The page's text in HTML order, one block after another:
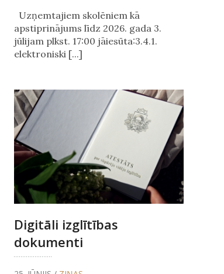
Uzņemtajiem skolēniem kā
apstiprinājums līdz 2026. gada 3.
jūlijam plkst. 17:00 jāiesūta:3.4.1.
elektroniski [...]
Digitāli izglītības
dokumenti